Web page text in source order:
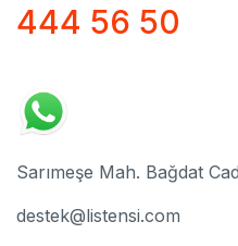
444 56 50
Sarımeşe Mah. Bağdat
destek@listensi.com